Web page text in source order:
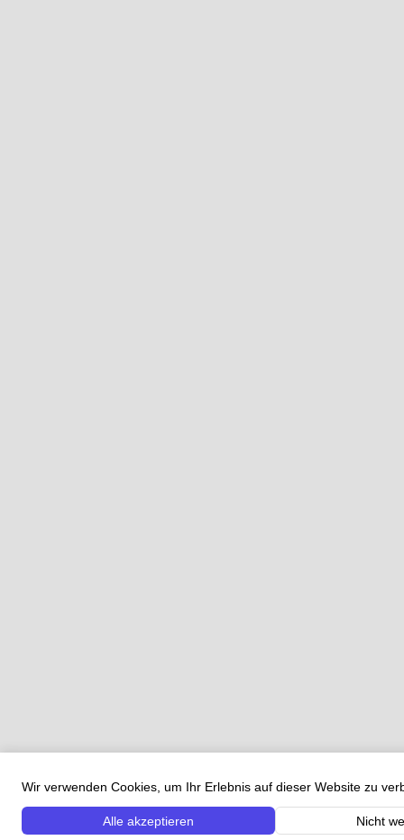
Wir verwenden Cookies, um Ihr Erlebnis auf dieser Website zu
Alle akzeptieren Nicht